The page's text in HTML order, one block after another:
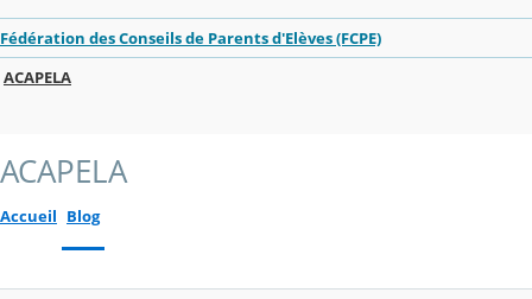
Fédération des Conseils de Parents d'Elèves (FCPE)
ACAPELA
ACAPELA
Accueil Blog